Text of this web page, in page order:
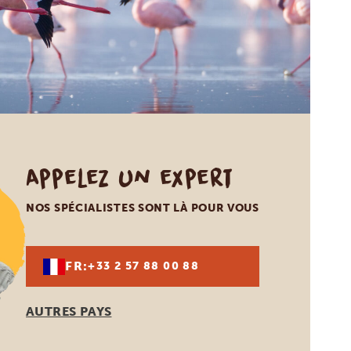
Appelez un expert
NOS SPÉCIALISTES SONT LÀ POUR VOUS
FR:+33 2 57 88 00 88
AUTRES PAYS